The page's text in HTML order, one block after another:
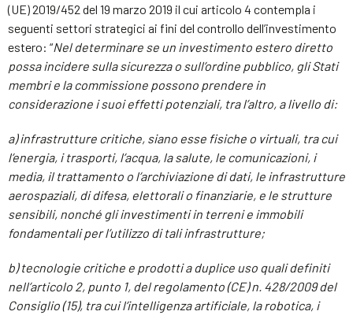
(UE) 2019/452 del 19 marzo 2019 il cui articolo 4 contempla i
seguenti settori strategici ai fini del controllo dell’investimento
estero: “Nel determinare se un investimento estero diretto
possa incidere sulla sicurezza o sull’ordine pubblico, gli Stati
membri e la commissione possono prendere in
considerazione i suoi effetti potenziali, tra l’altro, a livello di:
a) infrastrutture critiche, siano esse fisiche o virtuali, tra cui
l’energia, i trasporti, l’acqua, la salute, le comunicazioni, i
media, il trattamento o l’archiviazione di dati, le infrastrutture
aerospaziali, di difesa, elettorali o finanziarie, e le strutture
sensibili, nonché gli investimenti in terreni e immobili
fondamentali per l’utilizzo di tali infrastrutture;
b) tecnologie critiche e prodotti a duplice uso quali definiti
nell’articolo 2, punto 1, del regolamento (CE) n. 428/2009 del
Consiglio (15), tra cui l’intelligenza artificiale, la robotica, i